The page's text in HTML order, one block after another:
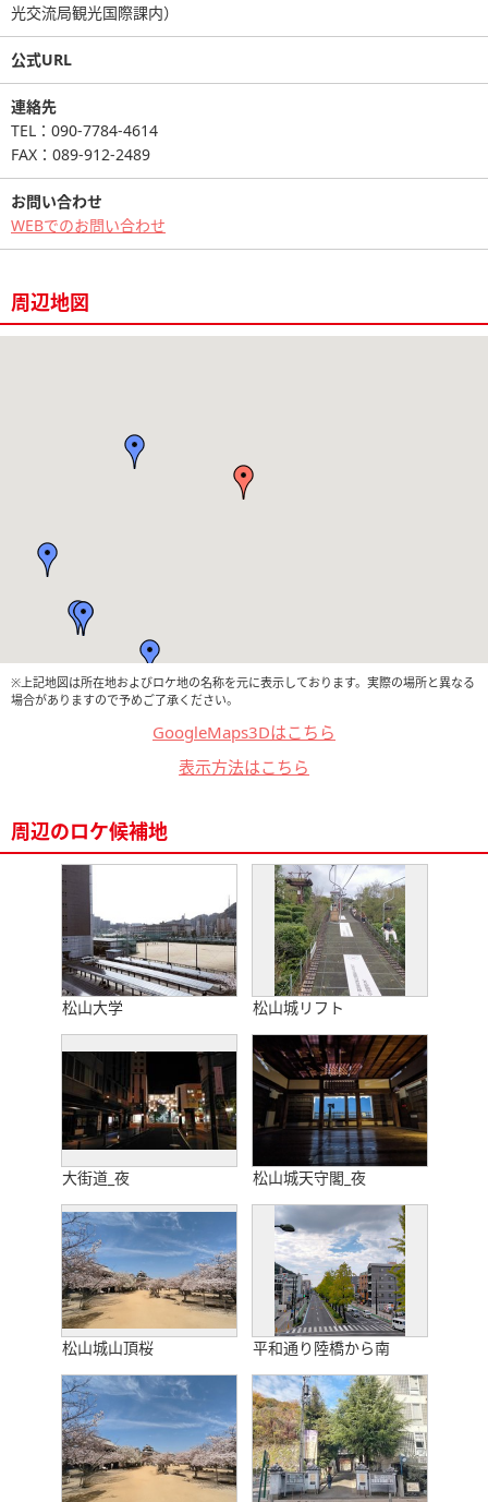
光交流局観光国際課内）
公式URL
連絡先
TEL：090-7784-4614
FAX：089-912-2489
お問い合わせ
WEBでのお問い合わせ
周辺地図
※上記地図は所在地およびロケ地の名称を元に表示しております。実際の場所と異なる
場合がありますので予めご了承ください。
GoogleMaps3Dはこちら
表示方法はこちら
周辺のロケ候補地
松山大学 松山城リフト
大街道_夜 松山城天守閣_夜
松山城山頂桜 平和通り陸橋から南